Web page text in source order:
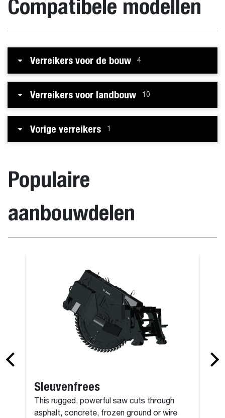
Compatibele modellen
Verreikers voor de bouw 4
Verreikers voor landbouw 10
Vorige verreikers 1
Populaire
aanbouwdelen
Sleuvenfrees
This rugged, powerful saw cuts through
asphalt, concrete, frozen ground or wire